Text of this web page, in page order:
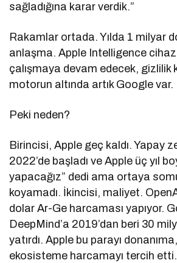
sağladığına karar verdik.”
Rakamlar ortada. Yılda 1 milyar
anlaşma. Apple Intelligence
çalışmaya devam edecek, gizlilik
motorun altında artık Google var.
Peki neden?
Birincisi, Apple geç kaldı. Yapay
2022’de başladı ve Apple üç yıl
yapacağız” dedi ama ortaya
koyamadı. İkincisi, maliyet.
dolar Ar-Ge harcaması yapıyor.
DeepMind’a 2019’dan beri 30
yatırdı. Apple bu parayı
ekosisteme harcamayı tercih